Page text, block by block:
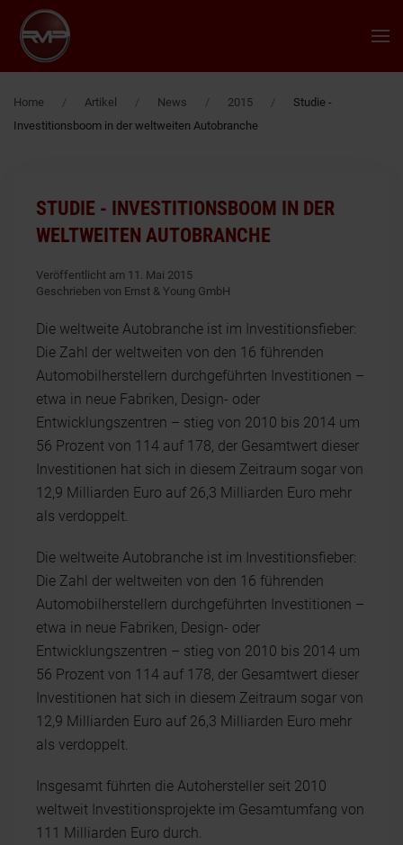
Zum Hauptinhalt springen
Home Artikel News 2015
Studie -
Investitionsboom in der weltweiten Autobranche
STUDIE - INVESTITIONSBOOM IN DER
WELTWEITEN AUTOBRANCHE
Veröffentlicht am 11. Mai 2015
Geschrieben von Ernst & Young GmbH
Die weltweite Autobranche ist im Investitionsfieber:
Die Zahl der weltweiten von den 16 führenden
Automobilherstellern durchgeführten Investitionen –
etwa in neue Fabriken, Design- oder
Entwicklungszentren – stieg von 2010 bis 2014 um
56 Prozent von 114 auf 178, der Gesamtwert dieser
Investitionen hat sich in diesem Zeitraum sogar von
12,9 Milliarden Euro auf 26,3 Milliarden Euro mehr
als verdoppelt.
Die weltweite Autobranche ist im Investitionsfieber:
Die Zahl der weltweiten von den 16 führenden
Automobilherstellern durchgeführten Investitionen –
etwa in neue Fabriken, Design- oder
Entwicklungszentren – stieg von 2010 bis 2014 um
56 Prozent von 114 auf 178, der Gesamtwert dieser
Investitionen hat sich in diesem Zeitraum sogar von
12,9 Milliarden Euro auf 26,3 Milliarden Euro mehr
als verdoppelt.
Insgesamt führten die Autohersteller seit 2010
weltweit Investitionsprojekte im Gesamtumfang von
111 Milliarden Euro durch.